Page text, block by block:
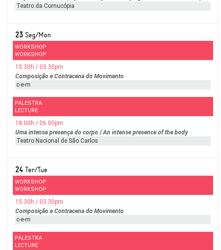
Teatro da Cornucópia
23 Seg/Mon
WORKSHOP
WORKSHOP
15.30h / 03.30pm
Composição e Contracena do Movimento
c-e-m
PALESTRA
LECTURE
18.00h / 06.00pm
Uma intensa presença do corpo /An intense presence of the body
Teatro Nacional de São Carlos
24 Ter/Tue
WORKSHOP
WORKSHOP
15.30h / 03.30pm
Composição e Contracena do Movimento
c-e-m
PALESTRA
LECTURE